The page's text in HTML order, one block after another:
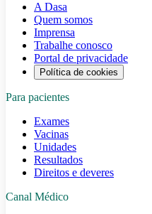
A Dasa
Quem somos
Imprensa
Trabalhe conosco
Portal de privacidade
Política de cookies
Para pacientes
Exames
Vacinas
Unidades
Resultados
Direitos e deveres
Canal Médico